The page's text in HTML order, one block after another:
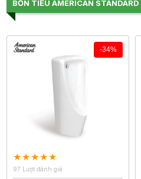
BỒN TIỂU AMERICAN STANDARD
-34%
97 Lượt đánh giá